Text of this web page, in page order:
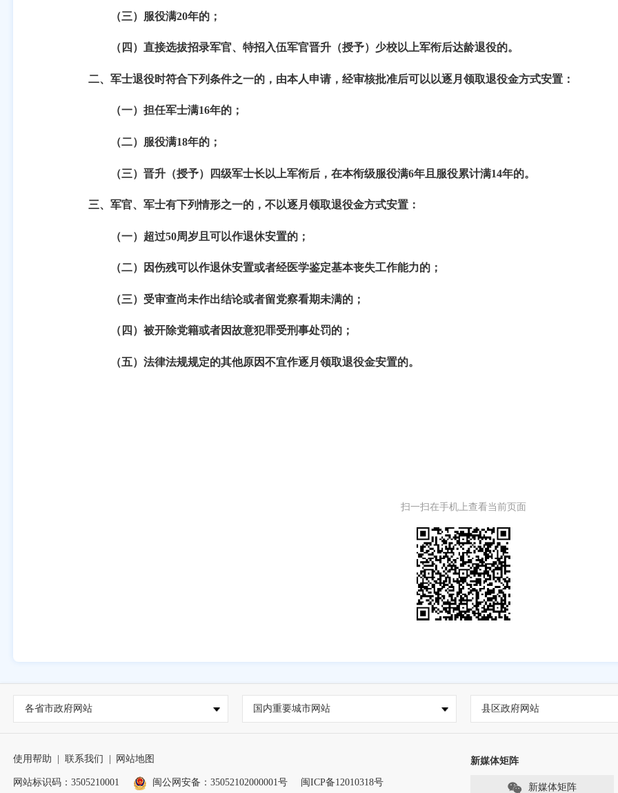
（三）服役满20年的；
（四）直接选拔招录军官、特招入伍军官晋升（授予）少校以上军衔后达龄退役的。
二、军士退役时符合下列条件之一的，由本人申请，经审核批准后可以以逐月领取退役金方式安置：
（一）担任军士满16年的；
（二）服役满18年的；
（三）晋升（授予）四级军士长以上军衔后，在本衔级服役满6年且服役累计满14年的。
三、军官、军士有下列情形之一的，不以逐月领取退役金方式安置：
（一）超过50周岁且可以作退休安置的；
（二）因伤残可以作退休安置或者经医学鉴定基本丧失工作能力的；
（三）受审查尚未作出结论或者留党察看期未满的；
（四）被开除党籍或者因故意犯罪受刑事处罚的；
（五）法律法规规定的其他原因不宜作逐月领取退役金安置的。
扫一扫在手机上查看当前页面
各省市政府网站 国内重要城市网站 县区政府网站
使用帮助 | 联系我们 | 网站地图
网站标识码：3505210001 闽公网安备：35052102000001号 闽ICP备12010318号
新媒体矩阵
新媒体矩阵